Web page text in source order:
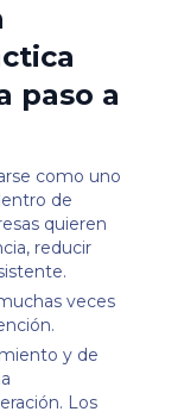
paso a
como uno
de
quieren
reducir
veces
y de
Los